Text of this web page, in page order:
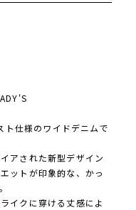
仕様のワイドデニムで
アされた新型デザイン
ットが印象的な、かっ
イクに穿ける丈感によ